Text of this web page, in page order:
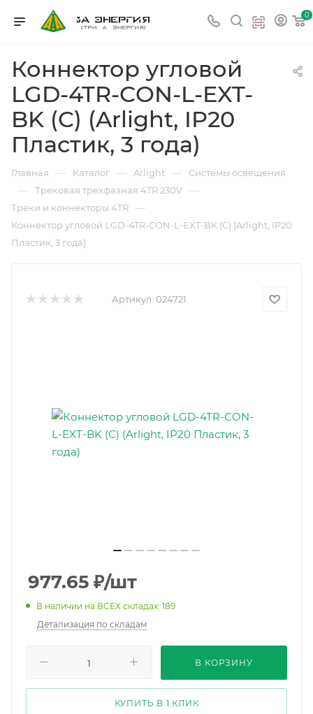
0
Коннектор угловой
LGD-4TR-CON-L-EXT-
BK (C) (Arlight, IP20
Пластик, 3 года)
Главная — Каталог — Arlight — Системы освещения
— Трековая трехфазная 4TR 230V —
Треки и коннекторы 4TR —
Коннектор угловой LGD-4TR-CON-L-EXT-BK (C) (Arlight, IP20
Пластик, 3 года)
Артикул: 024721
977.65 ₽/шт
В наличии на ВСЕХ складах: 189
Детализация по складам
В КОРЗИНУ
КУПИТЬ В 1 КЛИК